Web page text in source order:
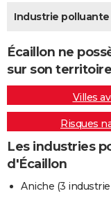
Destinations
City break
Voyage nature
Voyage de noces
Forum
Climat
+PHOTO
GUIDES D'ACHAT
BONS PLANS
CARTE DE VOEUX
Carte de Noël
Carte Bonne année
Carte Saint-Valentin
Carte Pâques
Carte d'anniversaire
DICTIONNAIRE
Dictionnaire
Biographies
Citations
Expressions
Proverbes
PROGRAMME TV
COPAINS D'AVANT
Industrie polluante
Écaillon ne
sur son territoire
Villes
Risques
Les industries
d'Écaillon
Aniche (3